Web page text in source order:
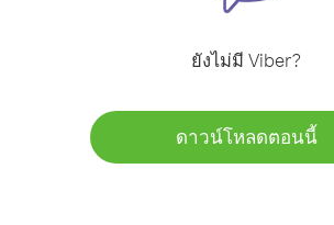
ยังไม่มี Viber?
ดาวน์โหลดตอนนี้